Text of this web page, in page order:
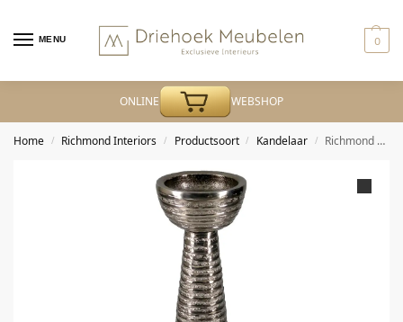
MENU 0
ONLINE WEBSHOP
Home / Richmond Interiors / Productsoort / Kandelaar / Richmond – Kandelaar Jola brass antique small